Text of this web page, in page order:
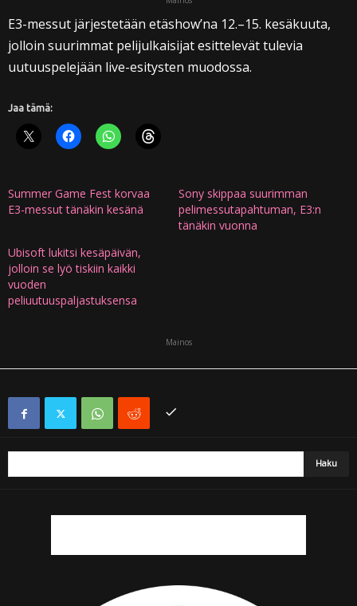
E3-messut järjestetään etäshow’na 12.–15. kesäkuuta,
jolloin suurimmat pelijulkaisijat esittelevät tulevia
uutuuspelejään live-esitysten muodossa.
Jaa tämä:
Summer Game Fest korvaa
E3-messut tänäkin kesänä
Sony skippaa suurimman
pelimessutapahtuman, E3:n
tänäkin vuonna
Ubisoft lukitsi kesäpäivän,
jolloin se lyö tiskiin kaikki
vuoden
peliuutuuspaljastuksensa
Mainos